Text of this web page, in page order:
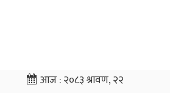
आज :२०८३ श्रावण, २२